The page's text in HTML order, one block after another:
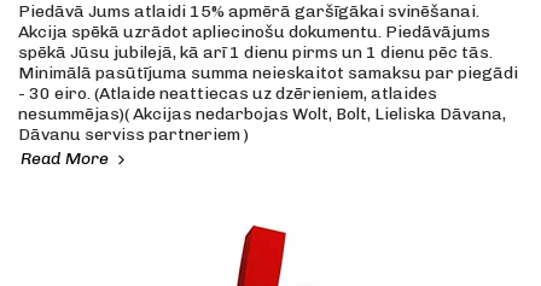
Piedāvā Jums atlaidi 15% apmērā garšīgākai svinēšanai.
Akcija spēkā uzrādot apliecinošu dokumentu. Piedāvājums
spēkā Jūsu jubilejā, kā arī 1 dienu pirms un 1 dienu pēc tās.
Minimālā pasūtījuma summa neieskaitot samaksu par piegādi
- 30 eiro. (Atlaide neattiecas uz dzērieniem, atlaides
nesummējas)( Akcijas nedarbojas Wolt, Bolt, Lieliska Dāvana,
Dāvanu serviss partneriem )
Read More